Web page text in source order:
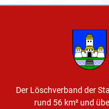
Der Löschverband der
rund 56 km² und